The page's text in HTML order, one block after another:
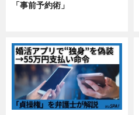
「事前予約術」